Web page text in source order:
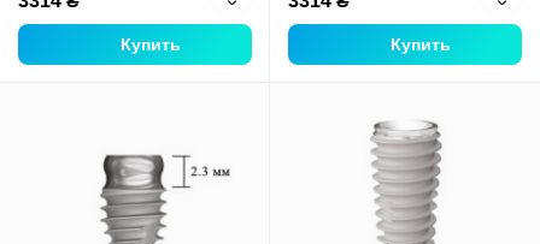
Купить Купить